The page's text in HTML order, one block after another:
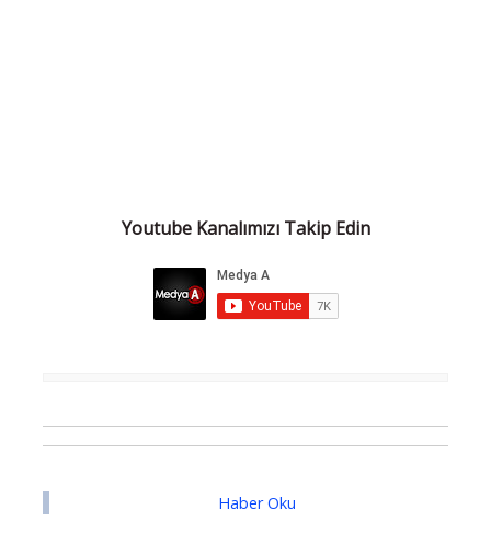
Youtube Kanalımızı Takip Edin
Haber Oku